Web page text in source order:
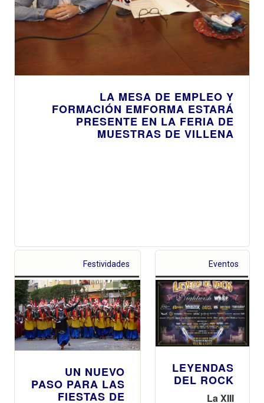
LA MESA DE EMPLEO Y
FORMACIÓN EMFORMA ESTARÁ
PRESENTE EN LA FERIA DE
MUESTRAS DE VILLENA
Festividades
UN NUEVO
PASO PARA LAS
FIESTAS DE
Eventos
LEYENDAS
DEL ROCK
La XIII